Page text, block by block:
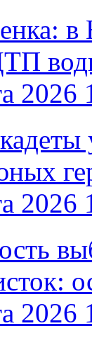
в
2026
2026
2026